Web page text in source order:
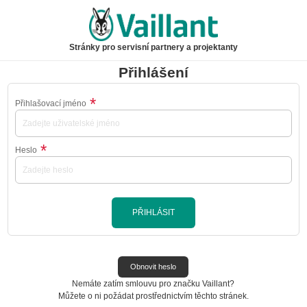
Stránky pro servisní partnery a projektanty
Přihlášení
Přihlašovací jméno
Heslo
PŘIHLÁSIT
Obnovit heslo
Nemáte zatím smlouvu pro značkuVaillant?
Můžete o ni požádat prostřednictvím těchto stránek.